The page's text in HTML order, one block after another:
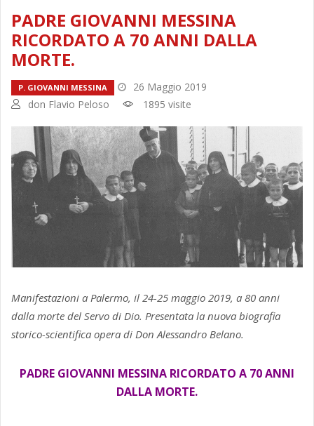
PADRE GIOVANNI MESSINA
RICORDATO A 70 ANNI DALLA
MORTE.
P. GIOVANNI MESSINA
26 Maggio 2019
don Flavio Peloso
1895 visite
Manifestazioni a Palermo, il 24-25 maggio 2019, a 80 anni
dalla morte del Servo di Dio. Presentata la nuova biografia
storico-scientifica opera di Don Alessandro Belano.
PADRE GIOVANNI MESSINA RICORDATO A 70 ANNI
DALLA MORTE.